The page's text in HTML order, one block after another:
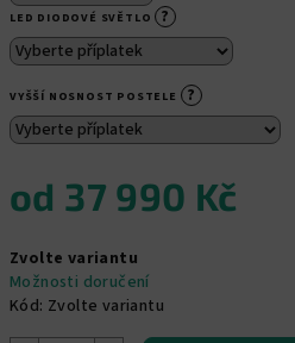
LED DIODOVÉ SVĚTLO ?
VYŠŠÍ NOSNOST POSTELE ?
od 37 990 Kč
cena:
Zvolte variantu
Možnosti doručení
Kód: Zvolte variantu